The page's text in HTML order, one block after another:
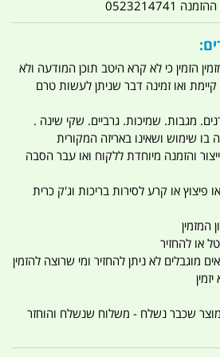
הזמין כי לא קרא היטב תוכן המודעה ולא
ואו זמינה דבר שניתן לעשות טרם
מגבות. שמיכות. גרביים. שקי שינה .
בו שימוש ושאינו באריזה המקורית
והזמנה מיוחדת ללקוח ואו עבר הסבה
פיצוץ או קרע לסירות בריכות וג'ק כרית
או להחזיר
מוגבלים לא ניתן להחזיר ומי שרוצה להזמין
שכבר נשלח - משלוח שנשלח והוחזר